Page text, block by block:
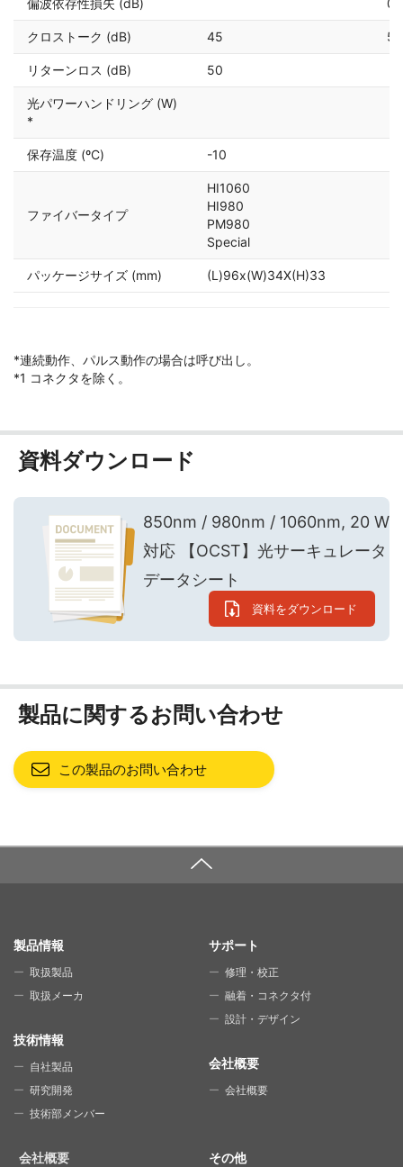
クロストーク (dB) 45 50
リターンロス (dB) 50
光パワーハンドリング (W)
*
保存温度 (ºC) -10
ファイバータイプ
HI1060
HI980
PM980
Special
パッケージサイズ (mm) (L)96x(W)34X(H)33
*連続動作、パルス動作の場合は呼び出し。
*1 コネクタを除く。
資料ダウンロード
850nm / 980nm / 1060nm, 20 W
対応 【OCST】光サーキュレータ
データシート
資料をダウンロード
製品に関するお問い合わせ
この製品のお問い合わせ
SITE MAP
製品情報
取扱製品
取扱メーカ
技術情報
自社製品
研究開発
技術部メンバー
サポート
修理・校正
融着・コネクタ付
設計・デザイン
会社概要
会社概要
会社概要 その他